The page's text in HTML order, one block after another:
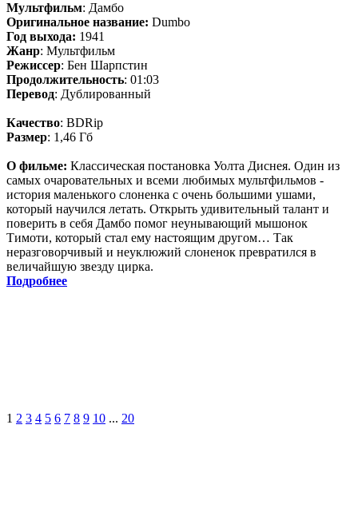
Мультфильм: Дамбо
Оригинальное название: Dumbo
Год выхода: 1941
Жанр: Мультфильм
Режиссер: Бен Шарпстин
Продолжительность: 01:03
Перевод: Дублированный
Качество: BDRip
Размер: 1,46 Гб
О фильме: Классическая постановка Уолта Диснея. Один из
самых очаровательных и всеми любимых мультфильмов -
история маленького слоненка с очень большими ушами,
который научился летать. Открыть удивительный талант и
поверить в себя Дамбо помог неунывающий мышонок
Тимоти, который стал ему настоящим другом… Так
неразговорчивый и неуклюжий слоненок превратился в
величайшую звезду цирка.
Подробнее
1 2 3 4 5 6 7 8 9 10 ... 20